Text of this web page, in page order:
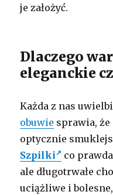
je założyć.
Dlaczego
eleganckie
Każda z nas
obuwie sprawia,
optycznie
Szpilki
co
ale długotrwałe
uciążliwe i